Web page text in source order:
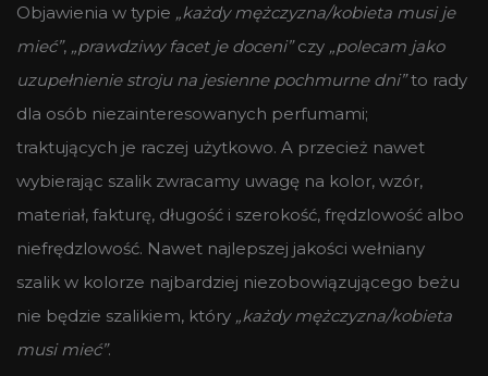
Objawienia w typie „każdy mężczyzna/kobieta musi je
mieć”, „prawdziwy facet je doceni”czy „polecam jako
uzupełnienie stroju na jesienne pochmurne dni”to rady
dla osób niezainteresowanych perfumami;
traktujących je raczej użytkowo. A przecież nawet
wybierając szalik zwracamy uwagę na kolor, wzór,
materiał, fakturę, długość i szerokość, frędzlowość albo
niefrędzlowość. Nawet najlepszej jakości wełniany
szalik w kolorze najbardziej niezobowiązującego beżu
nie będzie szalikiem, który „każdy mężczyzna/kobieta
musi mieć”.